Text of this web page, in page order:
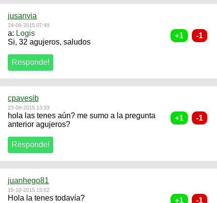
jusanvia
24-09-2015 07:49
a: Logis
Si, 32 agujeros, saludos
cpavesib
23-09-2015 13:33
hola las tenes aún? me sumo a la pregunta
anterior agujeros?
juanhego81
15-10-2015 15:02
Hola la tenes todavía?